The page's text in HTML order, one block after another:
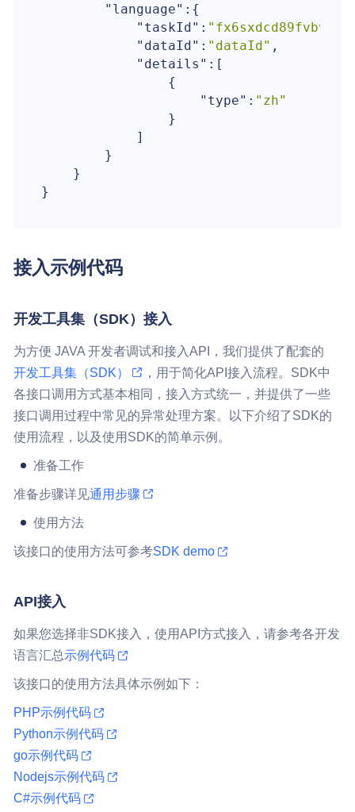
"language" :{
"taskId" :
"dataId" : "dataId" ,
"details" :[
                {
"type" : "zh"
                }
            ]
        }
    }
接入示例代码
开发工具集（SDK）接入
为方便 JAVA 开发者调试和接入API，我们提供了配套的
开发工具集（SDK）
，用于简化API接入流程。SDK中
各接口调用方式基本相同，接入方式统一，并提供了一些
接口调用过程中常见的异常处理方案。以下介绍了SDK的
使用流程，以及使用SDK的简单示例。
准备工作
准备步骤详见通用步骤
使用方法
该接口的使用方法可参考SDK demo
API接入
如果您选择非SDK接入，使用API方式接入，请参考各开发
语言汇总示例代码
该接口的使用方法具体示例如下：
PHP示例代码
Python示例代码
go示例代码
Nodejs示例代码
C#示例代码